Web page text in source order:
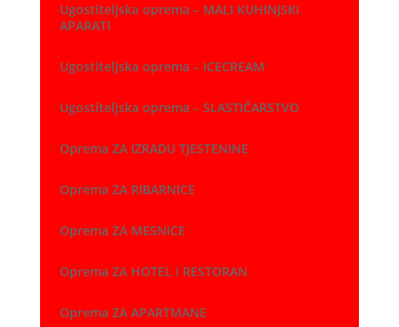
Ugostiteljska oprema – MALI KUHINJSKI
APARATI
Ugostiteljska oprema – ICECREAM
Ugostiteljska oprema – SLASTIČARSTVO
Oprema ZA IZRADU TJESTENINE
Oprema ZA RIBARNICE
Oprema ZA MESNICE
Oprema ZA HOTEL i RESTORAN
Oprema ZA APARTMANE